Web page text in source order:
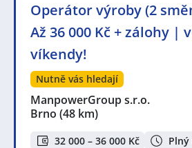
Operátor výroby (2
Až 36 000 Kč + zálohy |
víkendy!
Nutně vás hledají
ManpowerGroup s.r.o.
Brno (48 km)
32 000 – 36 000 Kč Plný